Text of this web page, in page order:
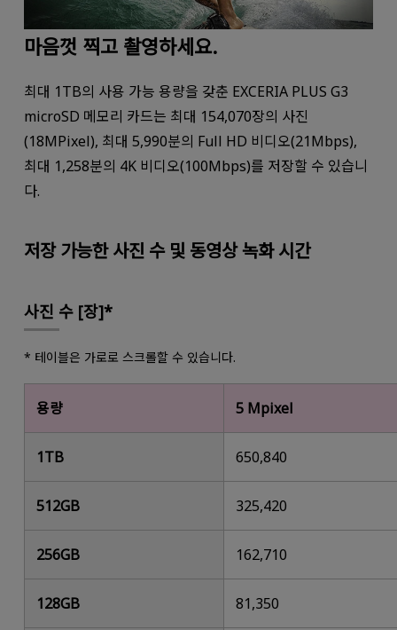
마음껏 찍고 촬영하세요.
최대 1TB의 사용 가능 용량을 갖춘 EXCERIA PLUS G3
microSD 메모리 카드는 최대 154,070장의 사진
(18MPixel), 최대 5,990분의 Full HD 비디오(21Mbps),
최대 1,258분의 4K 비디오(100Mbps)를 저장할 수 있습니
다.
저장 가능한 사진 수 및 동영상 녹화 시간
사진 수 [장]*
* 테이블은 가로로 스크롤할 수 있습니다.
용량 5 Mpixel
1TB 650,840
512GB 325,420
256GB 162,710
128GB 81,350